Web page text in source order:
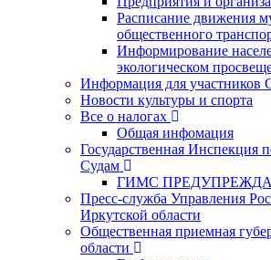
Расписание движения
общественного
Информирование
экологическом
Информация для участников
Новости культуры и спорта
Все о налогах
Общая инфомация
Государственная Инспекция
Судам
ГИМС
Пресс-служба Управления
Иркутской области
Общественная приемная
области